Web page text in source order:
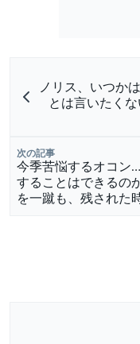
ノリス、いつか
とは言いたく
次の記事
今季苦悩するオコン
することはできる
を一蹴も、残された